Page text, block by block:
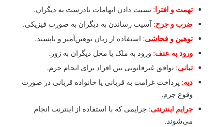
تهمت و افترا: نسبت دادن اتهامات نادرست به دیگران.
ضرب و جرح: آسیب رساندن به دیگران به صورت فیزیکی.
توهین و فحاشی: استفاده از زبان توهین‌آمیز و ناپسند.
ورود به عنف: ورود به ملک یا محل دیگران به زور.
تبانی: توافق غیرقانونی بین افراد برای انجام جرم.
دیه: پرداخت غرامت به قربانی یا خانواده قربانی در صورت
وقوع جرم.
جرایم اینترنتی: جرایمی که با استفاده از اینترنت انجام
می‌شوند.